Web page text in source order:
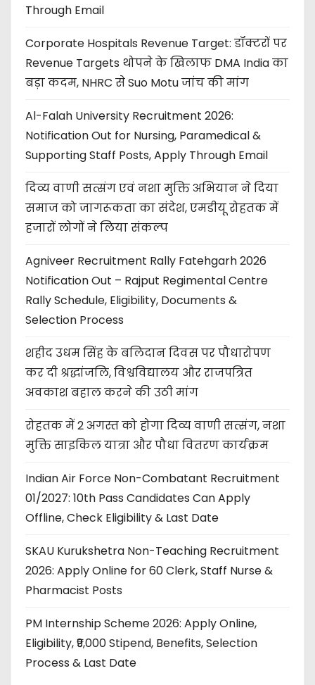
Through Email
Corporate Hospitals Revenue Target: डॉक्टरों पर
Revenue Targets थोपने के खिलाफ DMA India का
बड़ा कदम, NHRC से Suo Motu जांच की मांग
Al-Falah University Recruitment 2026:
Notification Out for Nursing, Paramedical &
Supporting Staff Posts, Apply Through Email
दिव्य वाणी सत्संग एवं नशा मुक्ति अभियान ने दिया
समाज को जागरूकता का संदेश, एमडीयू रोहतक में
हजारों लोगों ने लिया संकल्प
Agniveer Recruitment Rally Fatehgarh 2026
Notification Out – Rajput Regimental Centre
Rally Schedule, Eligibility, Documents &
Selection Process
शहीद उधम सिंह के बलिदान दिवस पर पौधारोपण
कर दी श्रद्धांजलि, विश्वविद्यालय और राजपत्रित
अवकाश बहाल करने की उठी मांग
रोहतक में 2 अगस्त को होगा दिव्य वाणी सत्संग, नशा
मुक्ति साइकिल यात्रा और पौधा वितरण कार्यक्रम
Indian Air Force Non-Combatant Recruitment
01/2027: 10th Pass Candidates Can Apply
Offline, Check Eligibility & Last Date
SKAU Kurukshetra Non-Teaching Recruitment
2026: Apply Online for 60 Clerk, Staff Nurse &
Pharmacist Posts
PM Internship Scheme 2026: Apply Online,
Eligibility, ₹9,000 Stipend, Benefits, Selection
Process & Last Date